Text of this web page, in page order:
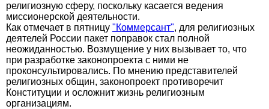
религиозную сферу, поскольку касается ведения
миссионерской деятельности.
Как отмечает в пятницу "Коммерсант", для религиозных
деятелей России пакет поправок стал полной
неожиданностью. Возмущение у них вызывает то, что
при разработке законопроекта с ними не
проконсультировались. По мнению представителей
религиозных общин, законопроект противоречит
Конституции и осложнит жизнь религиозным
организациям.